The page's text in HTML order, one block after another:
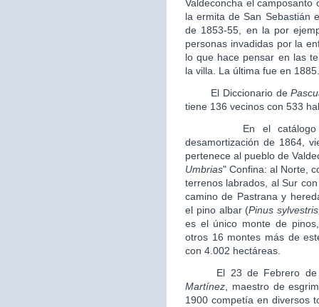
Valdeconcha el
la ermita de San Sebastián
de 1853-55, en la por
personas invadidas por la
lo que hace pensar en las
la villa. La última fue en 1885.
El Diccionario de
tiene 136 vecinos con 533
En el catálogo de
desamortización de 1864,
pertenece al pueblo de
Umbrias" Confina: al Norte,
terrenos labrados, al Sur
camino de Pastrana y
el pino albar (Pinus
es el único monte de
otros 16 montes más de
con 4.002 hectáreas.
El 23 de Febrero de
Martínez, maestro de
1900 competía en diversos